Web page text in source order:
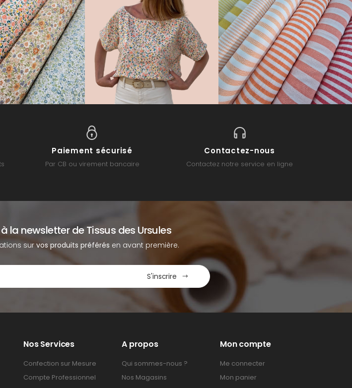
Paiement sécurisé
Par CB ou virement bancaire
Contactez-nous
Contactez notre service en ligne
la newsletter de Tissus des Ursules
survos produits préférés en avant première.
S'inscrire
Nos Services
Confection sur Mesure
Compte Professionnel
A propos
Qui sommes-nous ?
Nos Magasins
Mon compte
Me connecter
Mon panier